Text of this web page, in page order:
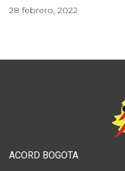
28 febrero, 2022
ACORD BOGOTA